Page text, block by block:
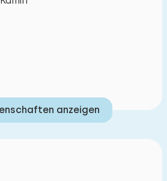
mit Geschirrspüler,
Elektroherd und
auf den Garten befindet
Kleiderschrank mit
Badezimmer finden Sie eine
anzeigen